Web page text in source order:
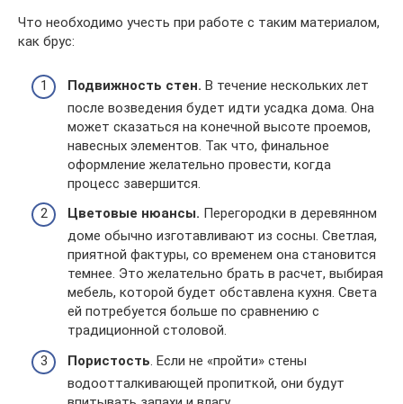
Что необходимо учесть при работе с таким материалом,
как брус:
Подвижность стен. В течение нескольких лет
после возведения будет идти усадка дома. Она
может сказаться на конечной высоте проемов,
навесных элементов. Так что, финальное
оформление желательно провести, когда
процесс завершится.
Цветовые нюансы. Перегородки в деревянном
доме обычно изготавливают из сосны. Светлая,
приятной фактуры, со временем она становится
темнее. Это желательно брать в расчет, выбирая
мебель, которой будет обставлена кухня. Света
ей потребуется больше по сравнению с
традиционной столовой.
Пористость . Если не «пройти» стены
водоотталкивающей пропиткой, они будут